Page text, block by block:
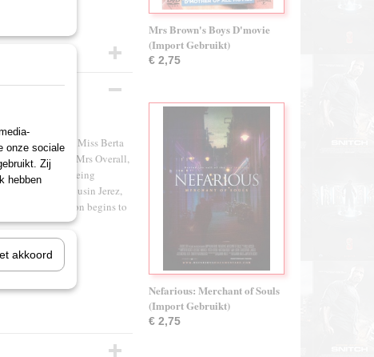
the triplets) and Miss Berta
housekeeper Mrs Overall,
i think being
of swarthy Cousin Jerez,
the tension soon begins to
Mrs Brown's Boys D'movie
(Import Gebruikt)
€ 2,75
Nefarious: Merchant of Souls
(Import Gebruikt)
€ 2,75
onze sociale
Zij
hebben
akkoord